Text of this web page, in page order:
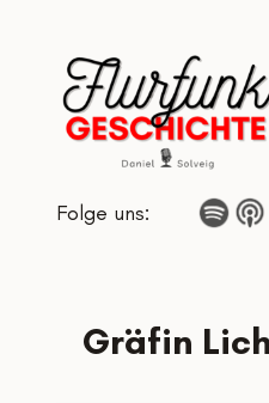
springen
Folge uns:
Gräfin